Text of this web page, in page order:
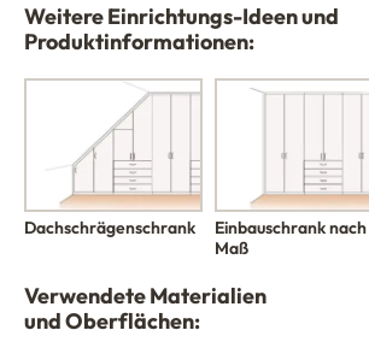
Weitere Einrichtungs-Ideen und
Produktinformationen:
Dachschrägenschrank
Einbauschrank nach
Maß
Verwendete Materialien
und Oberflächen: